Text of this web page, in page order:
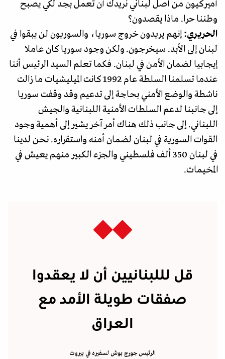
أميركيون من أصل لبناني نريدك أن تعمل بجد لكي يصبح
وطننا حرا. ماذا يقصدون؟
الحريري:إنهم يريدون خروج سوريا، والسوريون لن يبقوا في
لبنان إلى الأبد. سيخرجون. ولكن وجود سوريا كان عاملا
إيجابيا لضمان الأمن في لبنان. فكما تعلم السيد الرئيس أننا
عندما تسلمنا السلطة عام 1992 كانت الميليشيات ما زالت
ناشطة والوضع الأمني بحاجة إلى تدعيم وقد وقفت سوريا
إلى جانبنا لدعم السلطات الأمنية اللبنانية والجيش
اللبناني. إلى جانب ذلك هناك أمر آخر يشير إلى أهمية وجود
القوات السورية في لبنان لضمان أمنه واستقراره. نحن لدينا
في لبنان 350 ألف فلسطيني والجزء الكبير منهم يعيش في
المخيمات.
قل لللبنانيين أن لا يعقدوا
صفقات طويلة الأمد مع
العراق
الرئيس جورج بوش لسفيره في بيروت